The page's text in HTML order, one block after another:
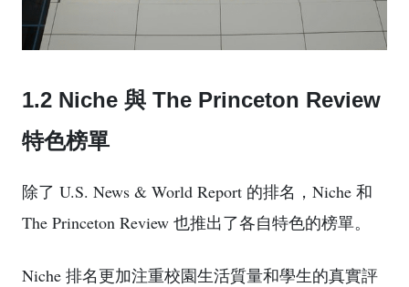
1.2 Niche 與 The Princeton Review
特色榜單
除了 U.S. News & World Report 的排名，Niche 和
The Princeton Review 也推出了各自特色的榜單。
Niche 排名更加注重校園生活質量和學生的真實評